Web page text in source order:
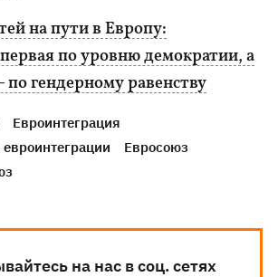
на пути в Европу:
по уровню демократии, а
по гендерному равенству
Евроинтеграция
Евросоюз
на нас в соц. сетях